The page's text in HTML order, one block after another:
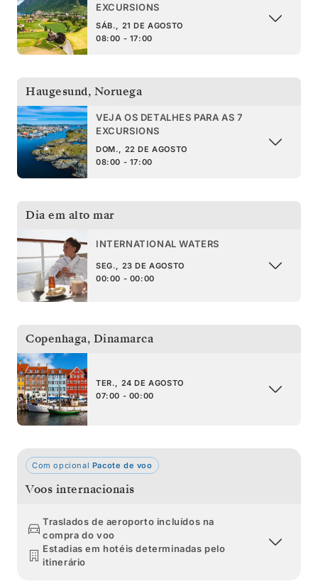
EXCURSIONS
SÁB., 21 DE AGOSTO
08:00 - 17:00
Haugesund, Noruega
VEJA OS DETALHES PARA AS 7
EXCURSIONS
DOM., 22 DE AGOSTO
08:00 - 17:00
Dia em alto mar
INTERNATIONAL WATERS
SEG., 23 DE AGOSTO
00:00 - 00:00
Copenhaga, Dinamarca
TER., 24 DE AGOSTO
07:00 - 00:00
Com opcional Pacote de voo
Voos internacionais
Traslados de aeroporto incluídos na
compra do voo
Estadias em hotéis determinadas pelo
itinerário